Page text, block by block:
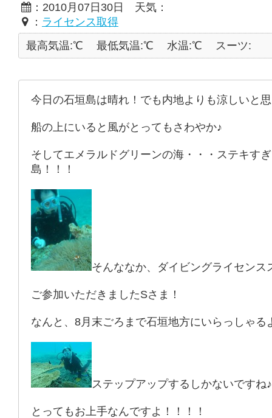
：2010月07日30日 天気：
： ライセンス取得
最高気温:℃
最低気温:℃ 水温:℃ スーツ:
今日の石垣島は晴れ！でも内地よりも涼しいと
船の上にいると風がとってもさわやか♪
そしてエメラルドグリーンの海・・・ステキす
島！！！
そんななか、ダイビングライセンス
ご参加いただきましたSさま！
なんと、8月末ごろまで石垣地方にいらっしゃる
ステップアップするしかないですね♪
とってもお上手なんですよ！！！！